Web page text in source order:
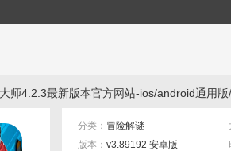
4.2.3最新版本官方网站-ios/android通用版
分类： 冒险解谜
版本： v3.89192 安卓版